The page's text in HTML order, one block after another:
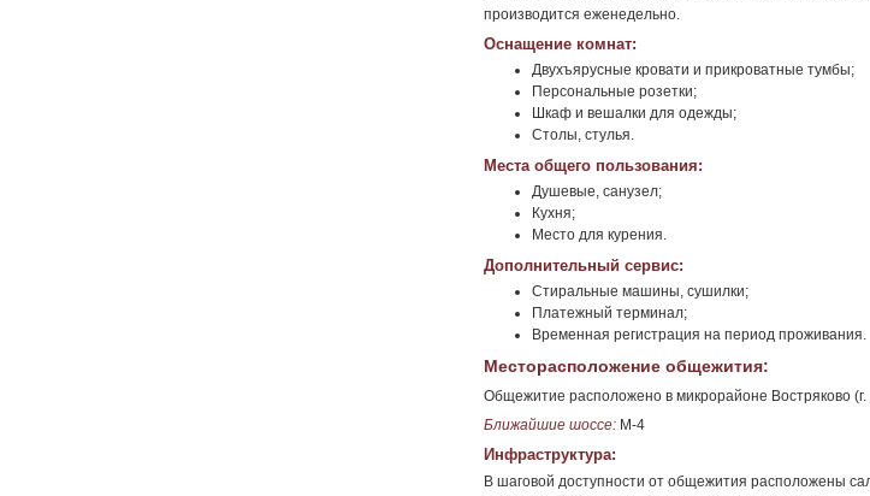
производится еженедельно.
Оснащение комнат:
Двухъярусные кровати и прикроватные тумбы;
Персональные розетки;
Шкаф и вешалки для одежды;
Столы, стулья.
Места общего пользования:
Душевые, санузел;
Кухня;
Место для курения.
Дополнительный сервис:
Стиральные машины, сушилки;
Платежный терминал;
Временная регистрация на период проживания.
Месторасположение общежития:
Общежитие расположено в микрорайоне Востряково
Ближайшие шоссе: М-4
Инфраструктура:
В шаговой доступности от общежития расположены